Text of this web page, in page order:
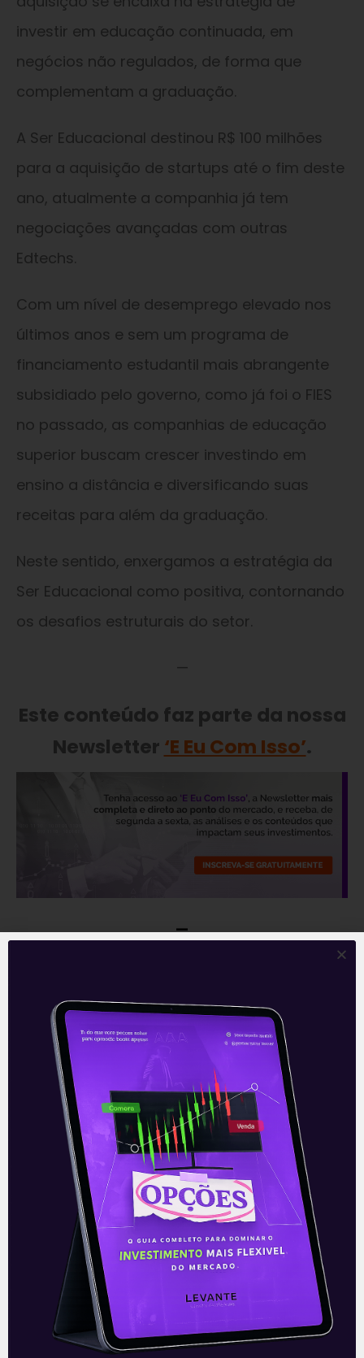
investir em educação continuada, em
negócios não regulados, de forma que
complementam a graduação.
A Ser Educacional destinou R$ 100 milhões
para a aquisição de startups até o fim deste
ano, atualmente a companhia já tem
negociações avançadas com outras
Edtechs.
Com um nível de desemprego elevado nos
últimos anos e sem um programa de
financiamento estudantil mais abrangente
subsidiado pelo governo, como já foi o FIES
no passado, as companhias de educação
superior buscam crescer investindo em
ensino a distância e diversificando suas
receitas para além da graduação.
Neste sentido, enxergamos a estratégia da
Ser Educacional como positiva, contornando
os desafios estruturais do setor.
—
Este conteúdo faz parte da nossa
Newsletter ‘E Eu Com Isso’.
—
na EAD.
Acompanhe nossas Redes Sociais!
O conteúdo foi útil para você? Compartilhe!
Recomendado para
você